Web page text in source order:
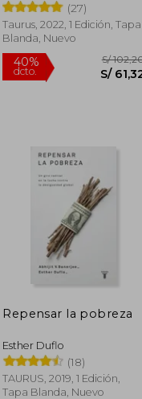
S/ 208,36
S/ 93,76
(27)
Taurus, 2022, 1 Edición, Tapa
Blanda, Nuevo
dcto.
Repensar la pobreza
Esther Duflo
(18)
TAURUS, 2019, 1 Edición,
Tapa Blanda, Nuevo